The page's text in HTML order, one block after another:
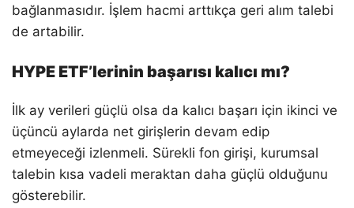
bağlanmasıdır. İşlem hacmi arttıkça geri alım talebi
de artabilir.
HYPE ETF’lerinin başarısı kalıcı mı?
İlk ay verileri güçlü olsa da kalıcı başarı için ikinci ve
üçüncü aylarda net girişlerin devam edip
etmeyeceği izlenmeli. Sürekli fon girişi, kurumsal
talebin kısa vadeli meraktan daha güçlü olduğunu
gösterebilir.